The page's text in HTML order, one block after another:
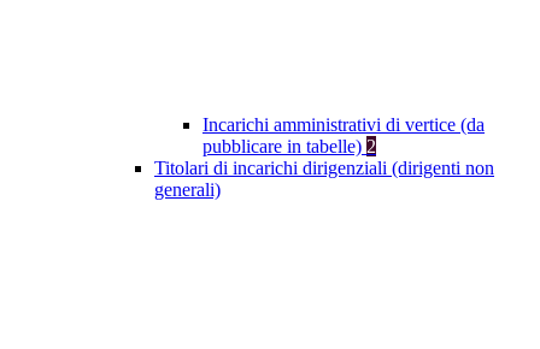
Incarichi amministrativi di vertice (da
pubblicare in tabelle) 2
Titolari di incarichi dirigenziali (dirigenti non
generali)